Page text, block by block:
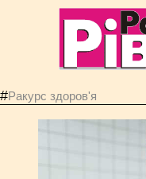
#Ракурс здоров'я